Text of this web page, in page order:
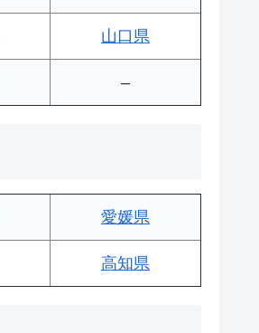
山口県
–
愛媛県
高知県